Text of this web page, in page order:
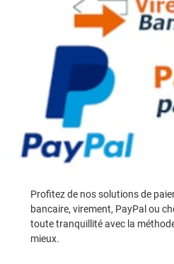
Profitez de nos solutions de
bancaire, virement, PayPal ou
toute tranquillité avec la
mieux.